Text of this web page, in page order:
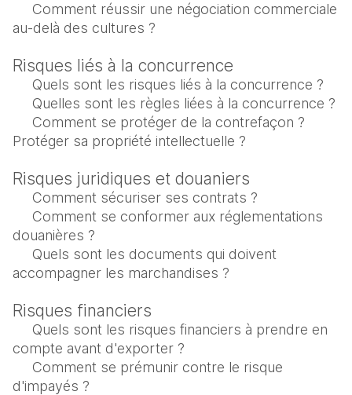
Comment réussir une négociation commerciale
au-delà des cultures ?
Risques liés à la concurrence
Quels sont les risques liés à la concurrence ?
Quelles sont les règles liées à la concurrence ?
Comment se protéger de la contrefaçon ?
Protéger sa propriété intellectuelle ?
Risques juridiques et douaniers
Comment sécuriser ses contrats ?
Comment se conformer aux réglementations
douanières ?
Quels sont les documents qui doivent
accompagner les marchandises ?
Risques financiers
Quels sont les risques financiers à prendre en
compte avant d'exporter ?
Comment se prémunir contre le risque
d'impayés ?